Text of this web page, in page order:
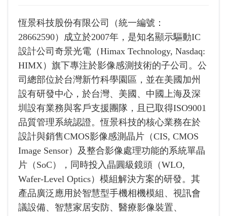
恆景科技股份有限公司（統一編號：
28662590）成立於2007年，是知名顯示驅動IC
設計公司奇景光電（Himax Technology, Nasdaq:
HIMX）旗下專注於影像感測技術的子公司。公
司總部位於台灣新竹科學園區，並在美國加州
設有研發中心，於台灣、美國、中國上海及深
圳設有業務與客戶支援團隊，且已取得ISO9001
品質管理系統認證。恆景科技的核心業務在於
設計與銷售CMOS影像感測晶片（CIS, CMOS
Image Sensor）及整合影像處理功能的系統單晶
片（SoC），同時投入晶圓級鏡頭（WLO,
Wafer-Level Optics）模組解決方案的研發。其
產品廣泛應用於智慧型手機相機模組、視訊會
議設備、智慧家居安防、醫療影像裝置、